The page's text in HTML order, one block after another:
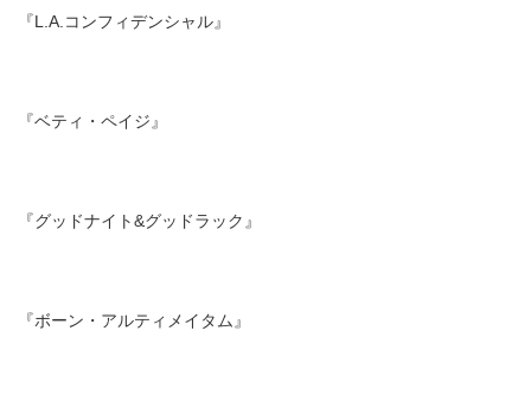
『L.A.コンフィデンシャル』
『ベティ・ペイジ』
『グッドナイト&グッドラック』
『ボーン・アルティメイタム』